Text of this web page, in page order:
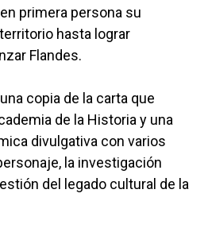
primera persona su
hasta lograr
Flandes.
copia de la carta que
de la Historia y una
divulgativa con varios
la investigación
del legado cultural de la